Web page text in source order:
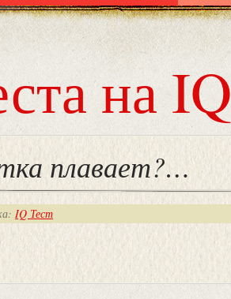
на IQ
плавает?…
IQ Тест